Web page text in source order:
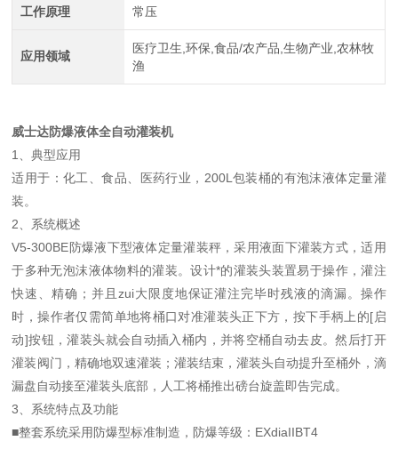
工作原理 常压
应用领域
医疗卫生,环保,食品/农产品,生物产业,农林牧
渔
威士达防爆液体全自动灌装机
1、典型应用
适用于：化工、食品、医药行业，200L包装桶的有泡沫液体定量灌
装。
2、系统概述
V5-300BE防爆液下型液体定量灌装秤，采用液面下灌装方式，适用
于多种无泡沫液体物料的灌装。设计*的灌装头装置易于操作，灌注
快速、精确；并且zui大限度地保证灌注完毕时残液的滴漏。操作
时，操作者仅需简单地将桶口对准灌装头正下方，按下手柄上的[启
动]按钮，灌装头就会自动插入桶内，并将空桶自动去皮。然后打开
灌装阀门，精确地双速灌装；灌装结束，灌装头自动提升至桶外，滴
漏盘自动接至灌装头底部，人工将桶推出磅台旋盖即告完成。
3、系统特点及功能
■整套系统采用防爆型标准制造，防爆等级：EXdiaIIBT4